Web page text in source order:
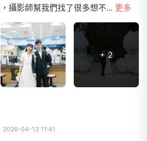
攝影師幫我們找了很多想不... 更多
+ 2
2026-04-13 11:41